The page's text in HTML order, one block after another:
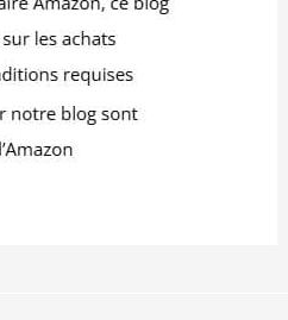
effet de décoration
exclusif à la fête. En
utilisation quotidienne, le
style rétro s'intègre
également à divers
styles de décoration
intérieure, qu'il s'agisse